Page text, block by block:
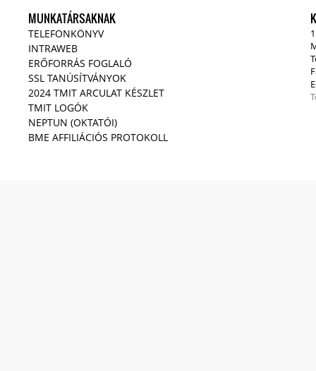
MUNKATÁRSAKNAK
TELEFONKÖNYV
INTRAWEB
ERŐFORRÁS FOGLALÓ
SSL TANÚSÍTVÁNYOK
2024 TMIT ARCULAT KÉSZLET
TMIT LOGÓK
NEPTUN (OKTATÓI)
BME AFFILIÁCIÓS PROTOKOLL